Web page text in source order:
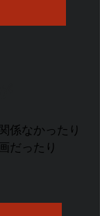
係なかったり
だったり